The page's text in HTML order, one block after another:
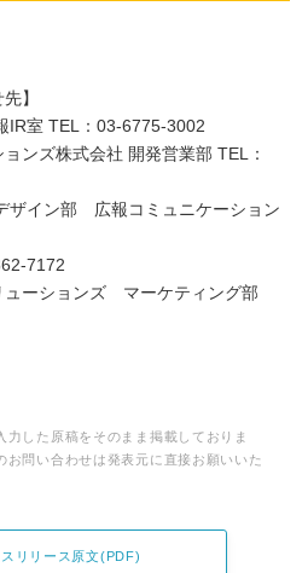
】
IR室 TEL：03-6775-3002
ンズ株式会社 開発営業部 TEL：
ザイン部 広報コミュニケーション
7172
ューションズ マーケティング部
した原稿をそのまま掲載しておりま
お問い合わせは発表元に直接お願いいた
スリリース原文(PDF)